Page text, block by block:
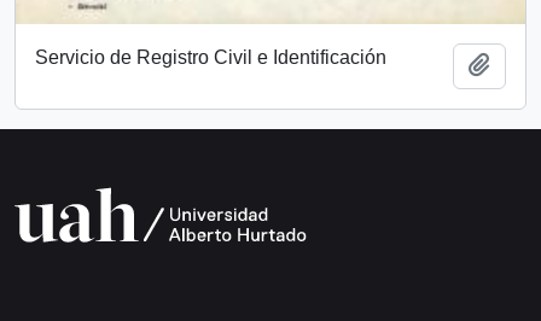
Servicio de Registro Civil e Identificación